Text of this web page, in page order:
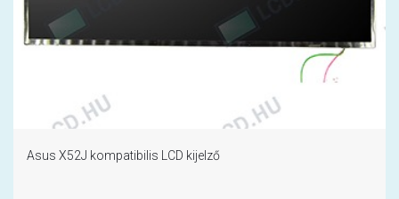
Asus X52J kompatibilis LCD kijelző